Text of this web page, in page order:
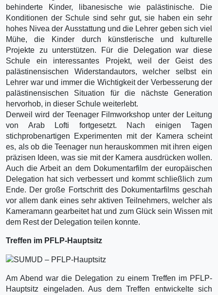
behinderte Kinder, libanesische wie palästinische. Die
Konditionen der Schule sind sehr gut, sie haben ein sehr
hohes Nivea der Ausstattung und die Lehrer geben sich viel
Mühe, die Kinder durch künstlerische und kulturelle
Projekte zu unterstützen. Für die Delegation war diese
Schule ein interessantes Projekt, weil der Geist des
palästinensischen Widerstandautors, welcher selbst ein
Lehrer war und immer die Wichtigkeit der Verbesserung der
palästinensischen Situation für die nächste Generation
hervorhob, in dieser Schule weiterlebt.
Derweil wird der Teenager Filmworkshop unter der Leitung
von Arab Lofti fortgesetzt. Nach einigen Tagen
stichprobenartigen Experimenten mit der Kamera scheint
es, als ob die Teenager nun herauskommen mit ihren eigen
präzisen Ideen, was sie mit der Kamera ausdrücken wollen.
Auch die Arbeit an dem Dokumentarfilm der europäischen
Delegation hat sich verbessert und kommt schließlich zum
Ende. Der große Fortschritt des Dokumentarfilms geschah
vor allem dank eines sehr aktiven Teilnehmers, welcher als
Kameramann gearbeitet hat und zum Glück sein Wissen mit
dem Rest der Delegation teilen konnte.
Treffen im PFLP-Hauptsitz
Am Abend war die Delegation zu einem Treffen im PFLP-
Hauptsitz eingeladen. Aus dem Treffen entwickelte sich